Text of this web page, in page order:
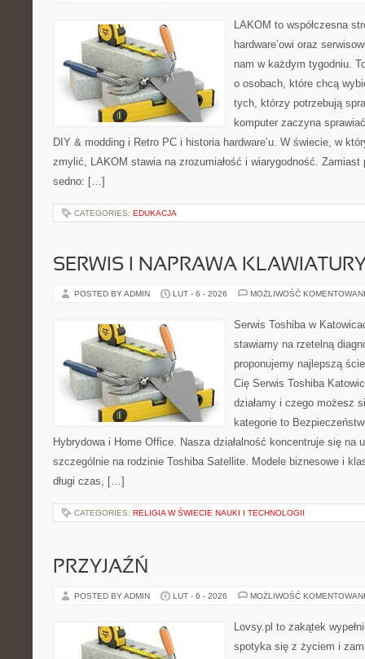
LAKOM to współczesna
hardware’owi oraz
nam w każdym tygodniu.
o osobach, które chcą
tych, którzy potrzebują
komputer zaczyna
DIY & modding i Retro PC i historia hardware’u. W świecie, w
zmylić, LAKOM stawia na zrozumiałość i wiarygodność.
sedno: […]
CATEGORIES: EDUKACJA
SERWIS I NAPRAWA
POSTED BY ADMIN LUT - 6 - 2026 MOŻLIWOŚĆ
Serwis Toshiba w
stawiamy na rzetelną
proponujemy najlepszą
Cię Serwis Toshiba
działamy i czego możesz
kategorie to
Hybrydowa i Home Office. Nasza działalność koncentruje się na
szczególnie na rodzinie Toshiba Satellite. Modele biznesowe i
długi czas, […]
CATEGORIES: RELIGIA W ŚWIECIE NAUKI I TECHNOLOGII
PRZYJAŹŃ
POSTED BY ADMIN LUT - 6 - 2026 MOŻLIWOŚĆ
Lovsy.pl to zakątek
spotyka się z życiem i